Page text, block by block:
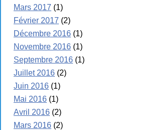
Mars 2017 (1)
Février 2017 (2)
Décembre 2016 (1)
Novembre 2016 (1)
Septembre 2016 (1)
Juillet 2016 (2)
Juin 2016 (1)
Mai 2016 (1)
Avril 2016 (2)
Mars 2016 (2)